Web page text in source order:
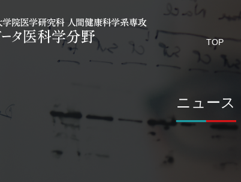
TOP
ニュース